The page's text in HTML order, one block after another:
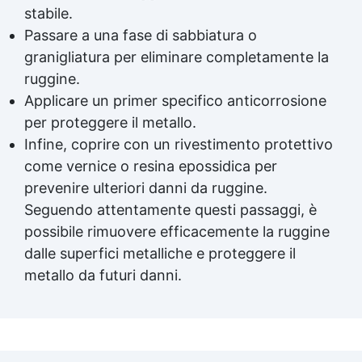
per stampi 25 articles ▸ Gomma da stampi
Gomma al silicone per stampi Gomma
siliconica per stampi Gomma siliconica
liquida per stampi Gomma siliconica fai da te
Gomma siliconica da colata Gomma liquida
per stampi Gomma siliconica per stampi
durevoli Gomma siliconica per colata Gomma
siliconica per calchi Gomma siliconica colata
Gomma siliconica per stampi 5 kg Gomma al
silicone Gomma silicone Gomme siliconiche
Gomma liquida trasparente Gomma per
stampi Gomma siliconica resistente Gomma
siliconica per stampi complessi Gomma
siliconica liquida Gomma siliconica morbida
Gomma colata Gomma siliconica per calchi
resistenti Gomma siliconica Gomma
stabile.
Passare a una fase di sabbiatura o
granigliatura per eliminare completamente la
ruggine.
Applicare un primer specifico anticorrosione
per proteggere il metallo.
Infine, coprire con un rivestimento protettivo
come vernice o resina epossidica per
prevenire ulteriori danni da ruggine.
Seguendo attentamente questi passaggi, è
possibile rimuovere efficacemente la ruggine
dalle superfici metalliche e proteggere il
metallo da futuri danni.